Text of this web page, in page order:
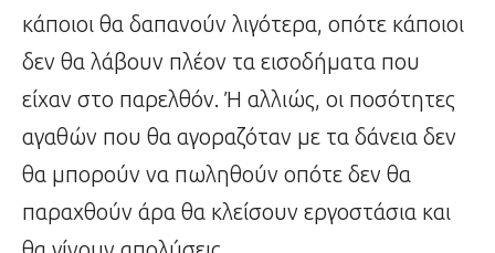
κάποιοι θα δαπανούν λιγότερα, οπότε κάποιοι
δεν θα λάβουν πλέον τα εισοδήματα που
είχαν στο παρελθόν. Ή αλλιώς, οι ποσότητες
αγαθών που θα αγοραζόταν με τα δάνεια δεν
θα μπορούν να πωληθούν οπότε δεν θα
παραχθούν άρα θα κλείσουν εργοστάσια και